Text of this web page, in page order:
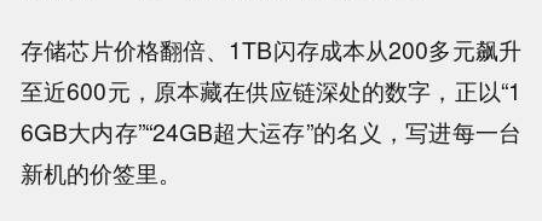
存储芯片价格翻倍、1TB闪存成本从200多元飙升
至近600元 ，原本藏在供应链深处的数字，正以“1
6GB大内存”“24GB超大运存”的名义，写进每一台
新机的价签里。